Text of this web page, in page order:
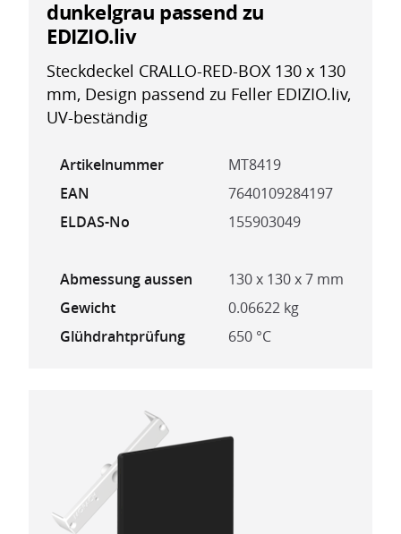
dunkelgrau passend zu
EDIZIO.liv
Steckdeckel CRALLO-RED-BOX 130 x 130
mm, Design passend zu Feller EDIZIO.liv,
UV-beständig
Artikelnummer
MT8419
EAN
7640109284197
ELDAS-No
155903049
Abmessung aussen
130 x 130 x 7 mm
Gewicht
0.06622 kg
Glühdrahtprüfung
650 °C